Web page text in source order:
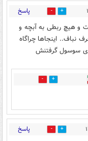
1 پاسخ
و هیچ ربطی به آبچه و
نباف.. اینجاها چراگاه
سوسول گرفتنش
0
2 پاسخ